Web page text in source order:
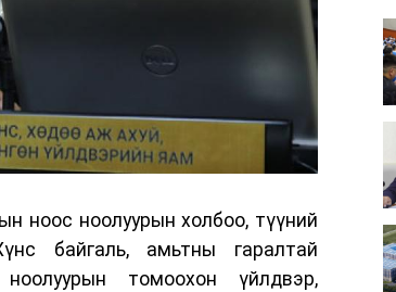
ноос ноолуурын холбоо, түүний
байгаль, амьтны гаралтай
томоохон үйлдвэр,